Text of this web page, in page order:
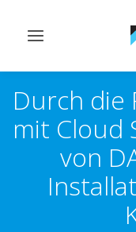
Navigation
Durch die
mit Cloud
von